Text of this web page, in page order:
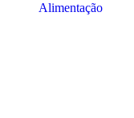
Alimentação